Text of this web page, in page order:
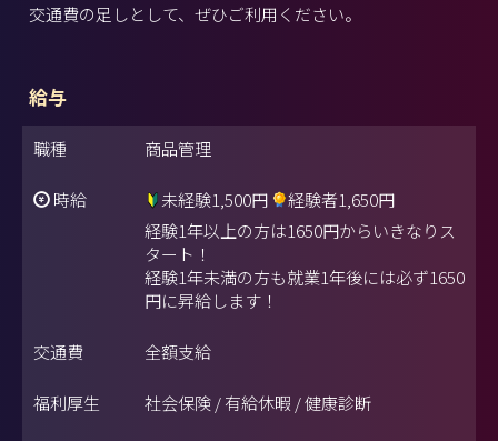
交通費の足しとして、ぜひご利用ください。
給与
職種 商品管理
時給 未経験1,500円
経験者1,650円
経験1年以上の方は1650円からいきなりス
タート！
経験1年未満の方も就業1年後には必ず1650
円に昇給します！
交通費 全額支給
福利厚生 社会保険 / 有給休暇 / 健康診断